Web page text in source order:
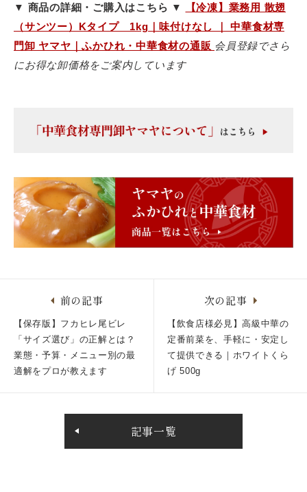
▼ 商品の詳細・ご購入はこちら ▼
【冷凍】業務用 散翅
（サンツー）Kタイプ 1kg｜味付けなし ｜ 中華食材専
門卸 ヤマヤ｜ふかひれ・中華食材の通販 会員登録でさら
にお得な卸価格をご案内しています
前の記事
【保存版】フカヒレ尾ビレ
「サイズ選び」の正解とは？
業態・予算・メニュー別の最
適解をプロが教えます
次の記事
【飲食店様必見】高級中華の
定番前菜を、手軽に・安定し
て提供できる｜ホワイトくら
げ 500g
記事一覧